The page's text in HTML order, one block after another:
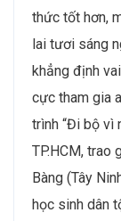
thức tốt hơn,
lai tươi sáng
khẳng định
cực tham gia
trình “Đi bộ vì
TP.HCM, trao
Bàng (Tây
học sinh dân